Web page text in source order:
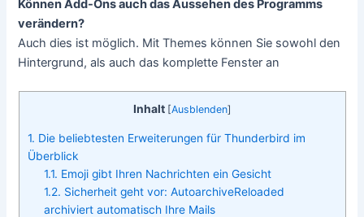
Können Add-Ons auch das Aussehen des Programms
verändern?
Auch dies ist möglich. Mit Themes können Sie sowohl den
Hintergrund, als auch das komplette Fenster an
Inhalt [Ausblenden]
1. Die beliebtesten Erweiterungen für Thunderbird im
Überblick
1.1. Emoji gibt Ihren Nachrichten ein Gesicht
1.2. Sicherheit geht vor: AutoarchiveReloaded
archiviert automatisch Ihre Mails